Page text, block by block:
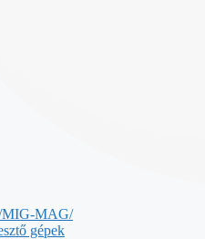
/MIG-MAG/
gépek